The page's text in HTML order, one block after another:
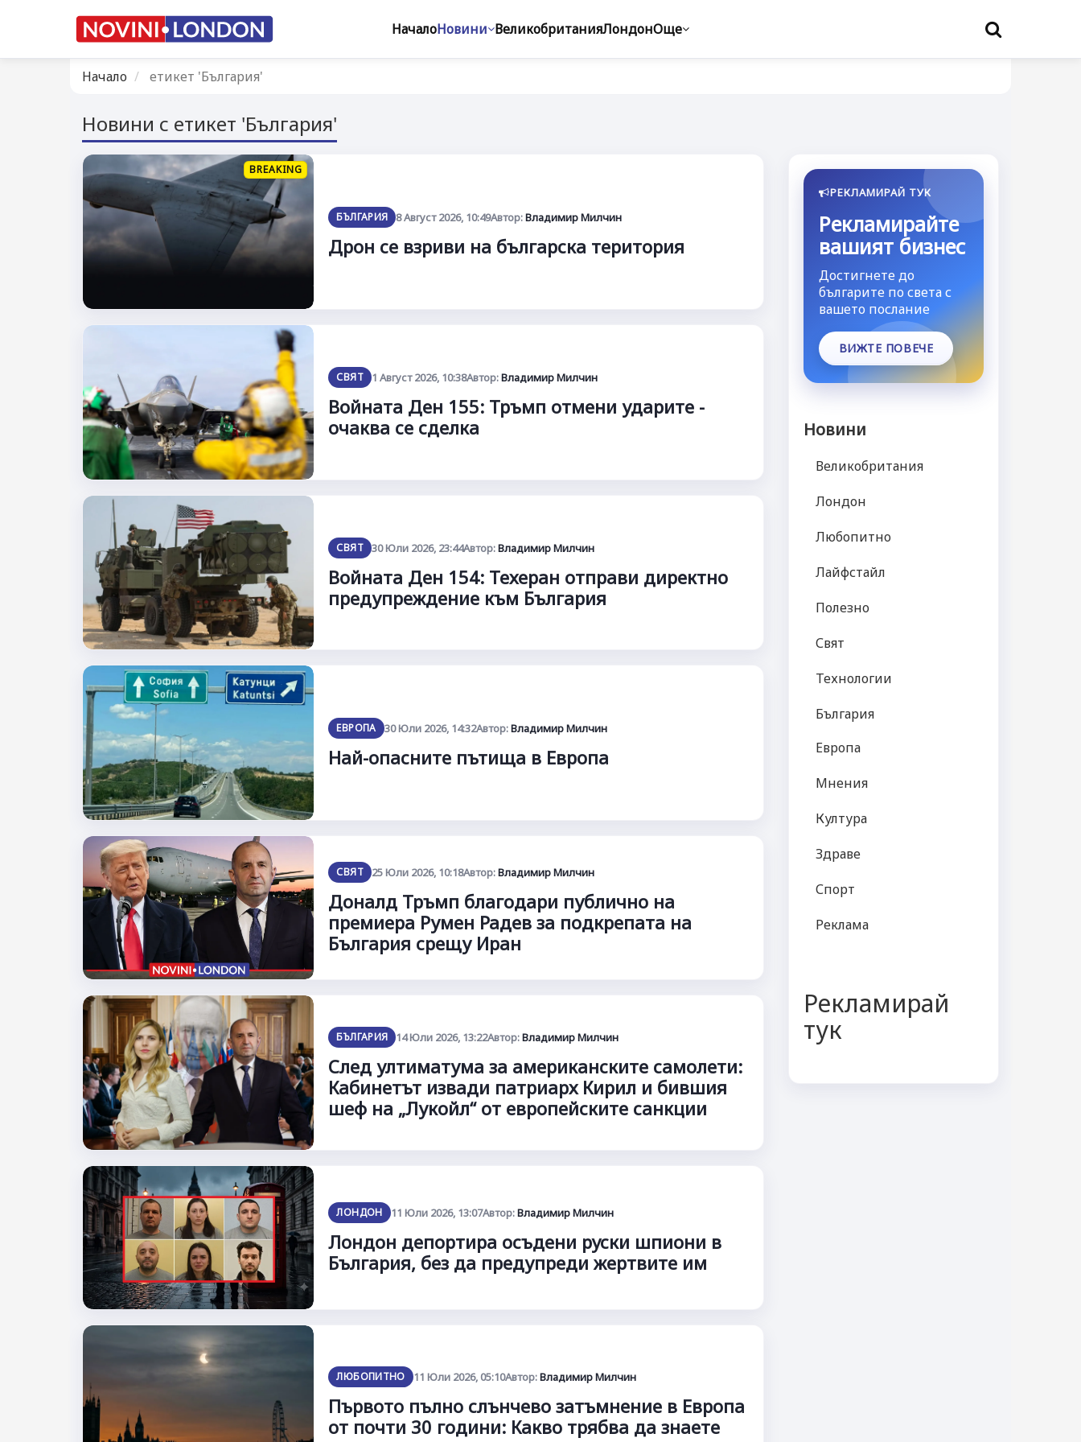
НачалоНовини ВеликобританияЛондонОще
Начало етикет 'България'
Новини с етикет 'България'
BREAKING
БЪЛГАРИЯ 8 Август 2026, 10:49Автор:Владимир Милчин
Дрон се взриви на българска територия
СВЯТ 1 Август 2026, 10:38Автор:Владимир Милчин
Войната Ден 155: Тръмп отмени ударите -
очаква се сделка
СВЯТ 30 Юли 2026, 23:44Автор:Владимир Милчин
Войната Ден 154: Техеран отправи директно
предупреждение към България
ЕВРОПА 30 Юли 2026, 14:32Автор:Владимир Милчин
Най-опасните пътища в Европа
СВЯТ 25 Юли 2026, 10:18Автор:Владимир Милчин
Доналд Тръмп благодари публично на
премиера Румен Радев за подкрепата на
България срещу Иран
БЪЛГАРИЯ 14 Юли 2026, 13:22Автор:Владимир Милчин
След ултиматума за американските самолети:
Кабинетът извади патриарх Кирил и бившия
шеф на „Лукойл“ от европейските санкции
ЛОНДОН 11 Юли 2026, 13:07Автор:Владимир Милчин
Лондон депортира осъдени руски шпиони в
България, без да предупреди жертвите им
ЛЮБОПИТНО 11 Юли 2026, 05:10Автор:Владимир Милчин
Първото пълно слънчево затъмнение в Европа
от почти 30 години: Какво трябва да знаете
РЕКЛАМИРАЙ ТУК
Рекламирайте
вашият бизнес
Достигнете до
българите по света с
вашето послание
ВИЖТЕ ПОВЕЧЕ
Новини
Великобритания
Лондон
Любопитно
Лайфстайл
Полезно
Свят
Технологии
България
Европа
Мнения
Култура
Здраве
Спорт
Реклама
Рекламирай
тук